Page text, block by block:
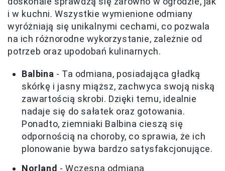
i w kuchni. Wszystkie wymienione odmiany
wyróżniają się unikalnymi cechami, co pozwala
na ich różnorodne wykorzystanie, zależnie od
potrzeb oraz upodobań kulinarnych.
Balbina - Ta odmiana, posiadająca gładką
skórkę i jasny miąższ, zachwyca swoją niską
zawartością skrobi. Dzięki temu, idealnie
nadaje się do sałatek oraz gotowania.
Ponadto, ziemniaki Balbina cieszą się
odpornością na choroby, co sprawia, że ich
plonowanie bywa bardzo satysfakcjonujące.
Norland - Wczesna odmiana